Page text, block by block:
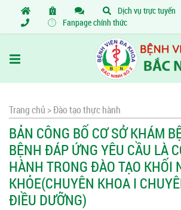
Dịch vụ trực tuyến
Fanpage chính thức
Trang chủ >Đào tạo thực hành
BẢN CÔNG BỐ CƠ SỞ KHÁM
BỆNH ĐÁP ỨNG YÊU CẦU LÀ
HÀNH TRONG ĐÀO TẠO KHỐI
KHỎE(CHUYÊN KHOA I
ĐIỀU DƯỠNG)